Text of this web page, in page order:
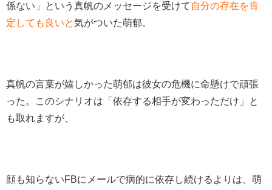
係ない」という真帆のメッセージを受けて 自分の存在を肯
定しても良いと気がついた萌郁。
真帆の言葉が嬉しかった萌郁は彼女の危機に命懸けで頑張
った。このシナリオは「依存する相手が変わっただけ」と
も取れますが、
顔も知らないFBにメールで病的に依存し続けるよりは、萌